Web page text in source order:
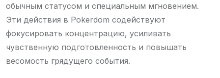
обычным статусом и специальным мгновением.
Эти действия в Pokerdom содействуют
фокусировать концентрацию, усиливать
чувственную подготовленность и повышать
весомость грядущего события.